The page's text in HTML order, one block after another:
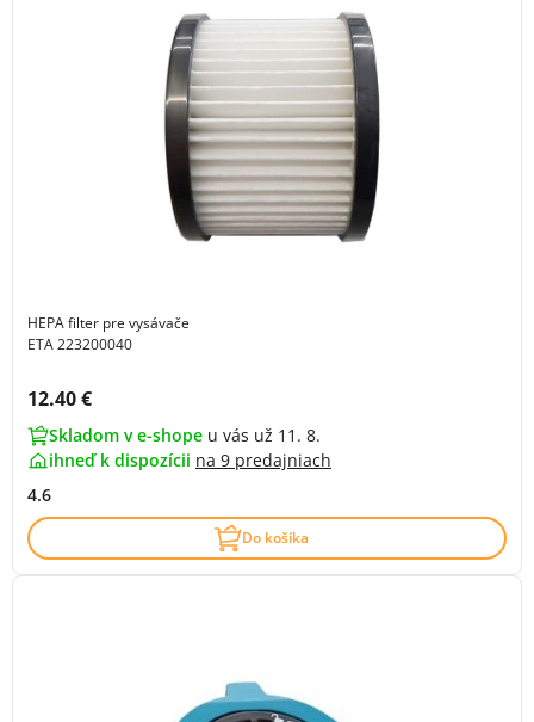
HEPA filter pre vysávače
ETA 223200040
Cena s DPH:
12.40 €
Skladom v e-shope u vás už 11. 8.
ihneď k dispozícii na 9 predajniach
4.6
Do košíka